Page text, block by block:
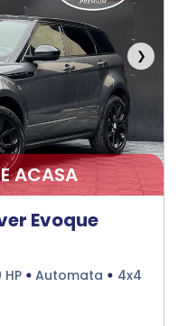
❯
ACASA
Evoque
HP Automata 4x4